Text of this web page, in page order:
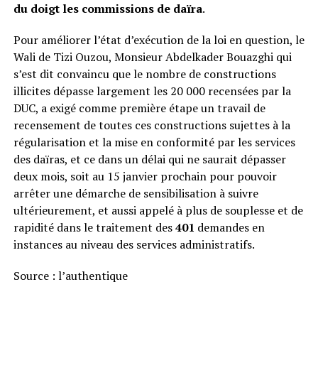
du doigt les commissions de daïra.
Pour améliorer l’état d’exécution de la loi en question, le
Wali de Tizi Ouzou, Monsieur Abdelkader Bouazghi qui
s’est dit convaincu que le nombre de constructions
illicites dépasse largement les 20 000 recensées par la
DUC, a exigé comme première étape un travail de
recensement de toutes ces constructions sujettes à la
régularisation et la mise en conformité par les services
des daïras, et ce dans un délai qui ne saurait dépasser
deux mois, soit au 15 janvier prochain pour pouvoir
arrêter une démarche de sensibilisation à suivre
ultérieurement, et aussi appelé à plus de souplesse et de
rapidité dans le traitement des401 demandes en
instances au niveau des services administratifs.
Source : l’authentique